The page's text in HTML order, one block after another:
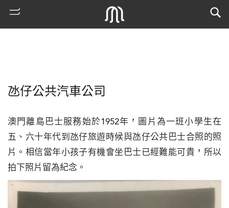
門
搜
氹仔公共汽車公司
澳門離島巴士服務始於1952年，圖片為一班小學生在
五、六十年代到氹仔旅遊時候與氹仔公共巴士合照的照
片。相信當年小孩子有機會坐巴士已經難能可貴，所以
拍下照片留為紀念。